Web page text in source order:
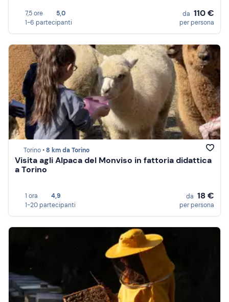
7,5 ore
5,0
1-6 partecipanti
da 110 €
per persona
Torino •8 km da Torino
Visita agli Alpaca del Monviso in fattoria didattica
a Torino
1 ora
4,9
1-20 partecipanti
da 18 €
per persona